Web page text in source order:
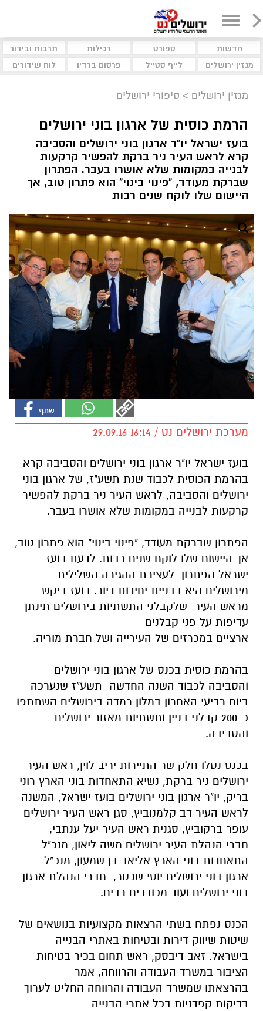
חדשות ספורט רכילות
תרבות ובידור
מגזין ירושלים
לייף סטייל פרסום ברדיו לוח שידורים
מגזין ירושלים > סיפורי ירושלים
הרמת כוסית של ארגון בוני ירושלים
בועז ישראל יו"ר ארגון בוני ירושלים והסביבה
קרא לראש העיר ניר ברקת להפשיר קרקעות
לבנייה במקומות שלא אושרו בעבר. הפתרון
שברקת מעודד, "פינוי בינוי" הוא פתרון טוב, אך
היישום שלו לוקח שנים רבות
מערכת ירושלים נט / 16:14 29.09.16
בועז ישראל יו"ר ארגון בוני ירושלים והסביבה קרא
בהרמת הכוסית לכבוד שנת תשע"ז, של ארגון בוני
ירושלים והסביבה, לראש העיר ניר ברקת להפשיר
קרקעות לבנייה במקומות שלא אושרו בעבר.
הפתרון שברקת מעודד, "פינוי בינוי" הוא פתרון טוב,
אך היישום שלו לוקח שנים רבות. לדעת בועז
ישראל הפתרון לעצירת ההגירה השלילית
מירושלים היא בבניית יחידות דיור. בועז ביקש
מראש העיר שלקבלני התשתיות בירושלים תינתן
עדיפות על פני קבלנים
ארציים במכרזים של העירייה ושל חברת מוריה.
בהרמת כוסית בכנס של ארגון בוני ירושלים
והסביבה לכבוד השנה החדשה תשע"ז שנערכה
ביום רביעי האחרון במלון רמדה בירושלים השתתפו
כ-200 קבלני בניין
ותשתיות מאזור ירושלים
והסביבה.
בכנס נטלו חלק שר התיירות יריב לוין, ראש העיר
ירושלים ניר ברקת, נשיא התאחדות בוני הארץ רוני
בריק, יו"ר ארגון בוני ירושלים בועז ישראל, המשנה
לראש העיר דב קלמנוביץ, סגן ראש העיר ירושלים
עופר ברקוביץ, סגנית ראש העיר יעל ענתבי,
חברי הנהלת העיר ירושלים משה ליאון, מנכ"ל
התאחדות בוני הארץ אליאב בן שמעון, מנכ"ל
ארגון בוני ירושלים יוסי שכטר,
חברי הנהלת ארגון
בוני ירושלים ועוד מכובדים רבים.
הכנס נפתח בשתי הרצאות מקצועיות בנושאים של
שיטות שיווק דירות ובטיחות באתרי הבנייה
בישראל. זאב דיבסק, ראש תחום בכיר בטיחות
הציבור במשרד העבודה והרווחה, אמר
בהרצאתו שמשרד העבודה והרווחה החליט לערוך
בדיקות קפדניות בכל אתרי הבנייה